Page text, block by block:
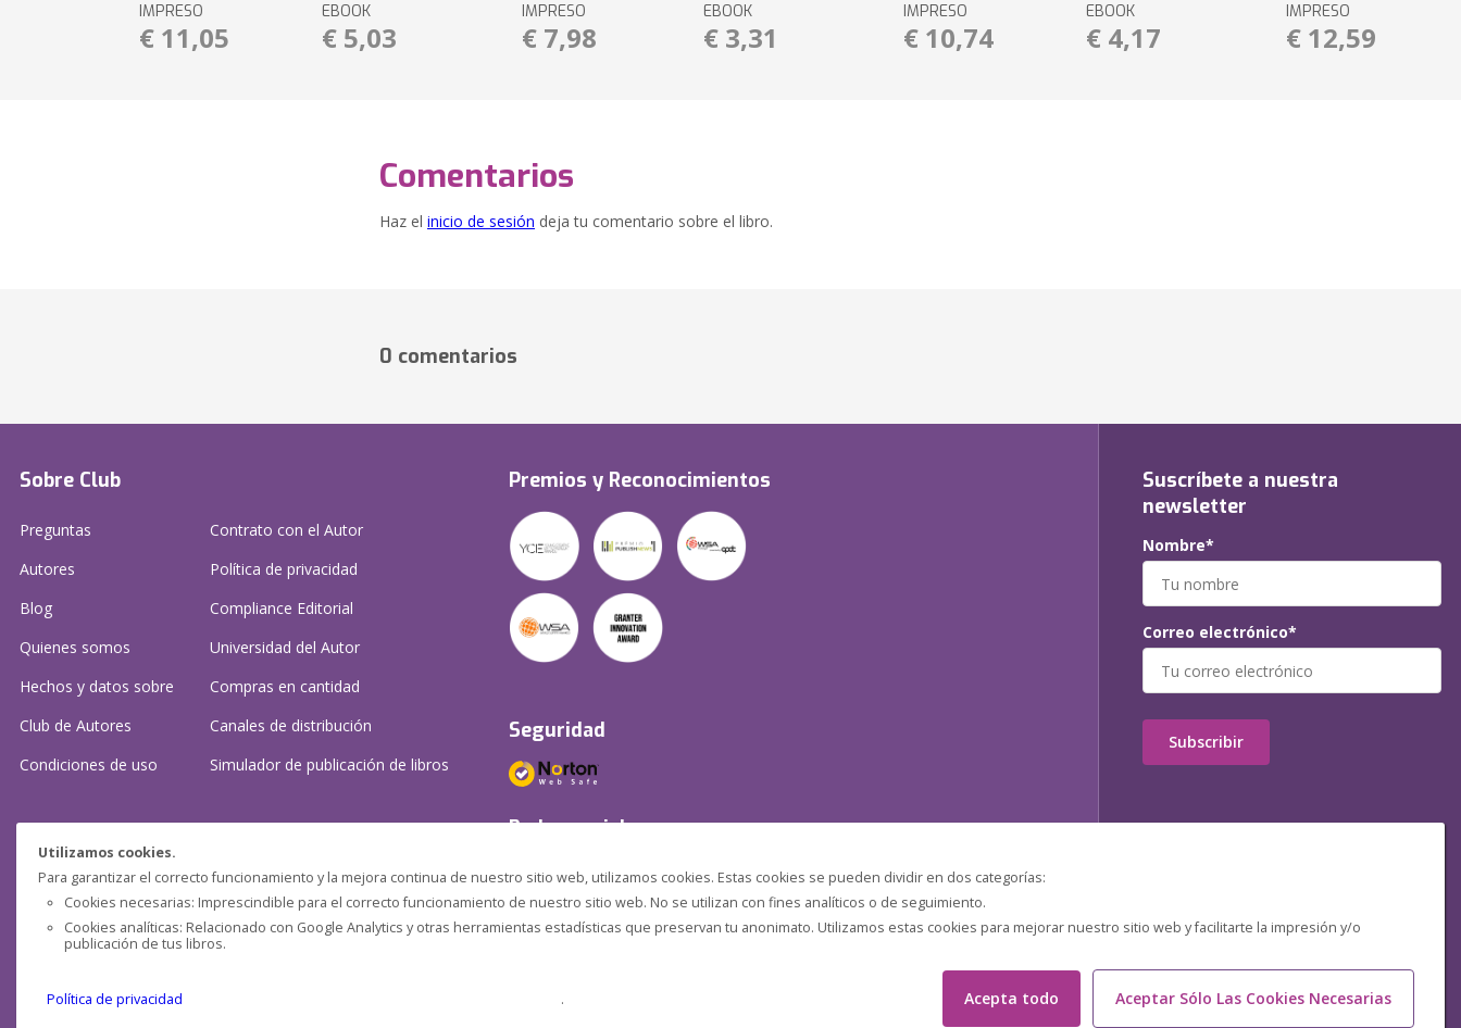
Utilizamos cookies.
Para garantizar el correcto funcionamiento y la mejora continua de nuestro sitio web, utilizamos cookies. Estas cookies se pueden dividir en dos categorías:
Cookies necesarias: Imprescindible para el correcto funcionamiento de nuestro sitio web. No se utilizan con fines analíticos o de seguimiento.
Cookies analíticas: Relacionado con Google Analytics y otras herramientas estadísticas que preservan tu anonimato. Utilizamos estas cookies para mejorar nuestro sitio web y facilitarte la impresión y/o
publicación de tus libros.
Política de privacidad . Acepta todo Aceptar Sólo Las Cookies Necesarias
IMPRESO
€ 11,05
EBOOK
€ 5,03
IMPRESO
€ 7,98
EBOOK
€ 3,31
IMPRESO
€ 10,74
EBOOK
€ 4,17
IMPRESO
€ 12,59
Comentarios
Haz el inicio de sesión deja tu comentario sobre el libro.
0 comentarios
Sobre Club
Preguntas
Autores
Blog
Quienes somos
Hechos y datos sobre
Club de Autores
Condiciones de uso
Contrato con el Autor
Política de privacidad
Compliance Editorial
Universidad del Autor
Compras en cantidad
Canales de distribución
Simulador de publicación de libros
¿Necesitas ayuda?
Preguntas frecuentes
Contacta con nosotros: (contacto@clubdeautores.com )
Premios y Reconocimientos
Seguridad
Redes sociales
Suscríbete a nuestra
newsletter
Nombre*
Correo electrónico*
Subscribir
Pensática Lda., Número de Identificação Fiscal 517215560